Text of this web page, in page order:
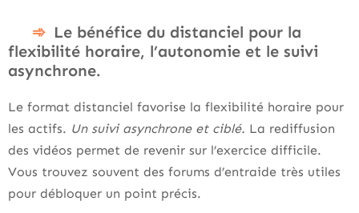
Le bénéfice du distanciel pour la
flexibilité horaire, l’autonomie et le suivi
asynchrone.
Le format distanciel favorise la flexibilité horaire pour
les actifs. Un suivi asynchrone et ciblé. La rediffusion
des vidéos permet de revenir sur l’exercice difficile.
Vous trouvez souvent des forums d’entraide très utiles
pour débloquer un point précis.